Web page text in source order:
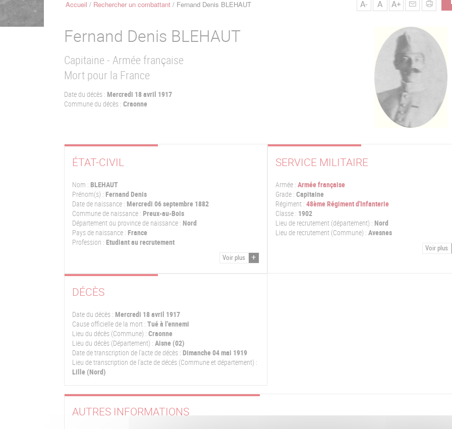
FilAccueil Rechercher un combattant Fernand Denis BLEHAUT A- A A+
Fernand Denis BLEHAUT
Capitaine - Armée française
Mort pour la France
Date du décès : Mercredi 18 avril 1917
Commune du décès : Craonne
ÉTAT-CIVIL
Nom : BLEHAUT
Prénom(s) : Fernand Denis
Date de naissance : Mercredi 06 septembre 1882
Commune de naissance : Preux-au-Bois
Département ou province de naissance : Nord
Pays de naissance : France
Profession : Etudiant au recrutement
Voir plus
SERVICE MILITAIRE
Armée : Armée française
Grade : Capitaine
Régiment : 48ème Régiment d'Infanterie
Classe : 1902
Lieu de recrutement (département) : Nord
Lieu de recrutement (Commune) : Avesnes
Voir plus
DÉCÈS
Date du décès : Mercredi 18 avril 1917
Cause officielle de la mort : Tué à l'ennemi
Lieu du décès (Commune) : Craonne
Lieu du décès (Département) : Aisne (02)
Date de transcription de l'acte de décès : Dimanche 04 mai 1919
Lieu de transcription de l'acte de décés (Commune et département) :
Lille (Nord)
AUTRES INFORMATIONS